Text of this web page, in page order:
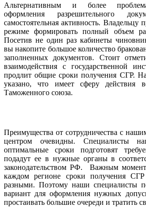
Альтернативным и более
оформления разрешительного
самостоятельная активность. Владельцу
режиме формировать полный объем
Посетив не один раз кабинеты
вы накопите большое количество
заполненных документов. Стоит
взаимодействия с государственной
продлит общие сроки получения СГР.
указано, что имеет сферу действия
Таможенного союза.
Преимущества от сотрудничества с
центром очевидны. Специалисты
оптимальные сроки подготовят
подадут ее в нужные органы в
законодательством РФ. Важным
каждом регионе сроки получения
разными. Поэтому наши специалисты
вариант для оформления нужных
простаивать большие очереди и тратить